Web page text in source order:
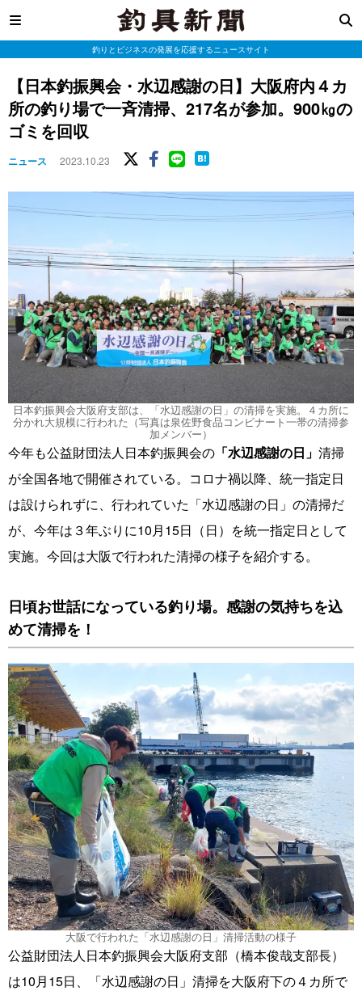
釣りとビジネスの発展を応援するニュースサイト
【日本釣振興会・水辺感謝の日】大阪府内４カ
所の釣り場で一斉清掃、217名が参加。900㎏の
ゴミを回収
ニュース 2023.10.23
日本釣振興会大阪府支部は、「水辺感謝の日」の清掃を実施。４カ所に
分かれ大規模に行われた（写真は泉佐野食品コンビナート一帯の清掃参
加メンバー）
今年も公益財団法人日本釣振興会の 「水辺感謝の日」 清掃
が全国各地で開催されている。コロナ禍以降、統一指定日
は設けられずに、行われていた「水辺感謝の日」の清掃だ
が、今年は３年ぶりに10月15日（日）を統一指定日として
実施。今回は大阪で行われた清掃の様子を紹介する。
日頃お世話になっている釣り場。感謝の気持ちを込
めて清掃を！
大阪で行われた「水辺感謝の日」清掃活動の様子
公益財団法人日本釣振興会大阪府支部（橋本俊哉支部長）
は10月15日、「水辺感謝の日」清掃を大阪府下の４カ所で